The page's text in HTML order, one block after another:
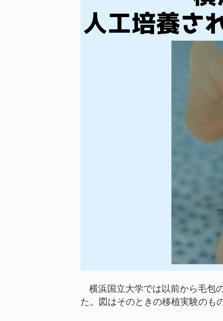
横浜国立大学では以前から毛包
た。図はそのときの移植実験のも